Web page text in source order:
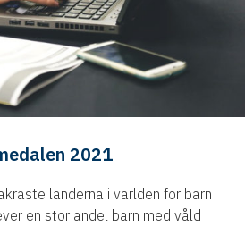
2021
länderna i världen för barn
en stor andel barn med våld